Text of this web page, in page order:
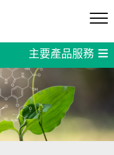
主要產品服務